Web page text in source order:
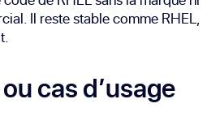
Il reste stable comme RHEL,
cas d’usage